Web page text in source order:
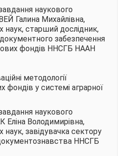
наукового
Галина Михайлівна,
наук, старший дослідник,
документного забезпечення
фондів ННСГБ НААН
методології
фондів у системі аграрної
наукового
Володимирівна,
наук, завідувачка сектору
ННСГБ